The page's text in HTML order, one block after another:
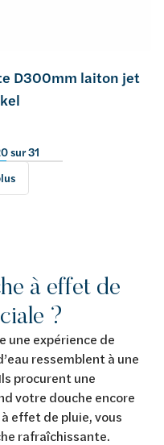
D300mm laiton jet
sur 31
à effet de
?
une expérience de
ressemblent à une
procurent une
votre douche encore
effet de pluie, vous
rafraîchissante.